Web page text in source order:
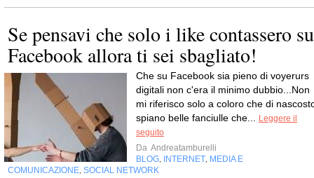
Se pensavi che solo i like contassero su
Facebook allora ti sei sbagliato!
Che su Facebook sia pieno di voyerurs
digitali non c'era il minimo dubbio...Non
mi riferisco solo a coloro che di
spiano belle fanciulle che...
Leggere il
seguito
Da Andreatamburelli
BLOG
INTERNET MEDIA E
COMUNICAZIONE SOCIAL NETWORK